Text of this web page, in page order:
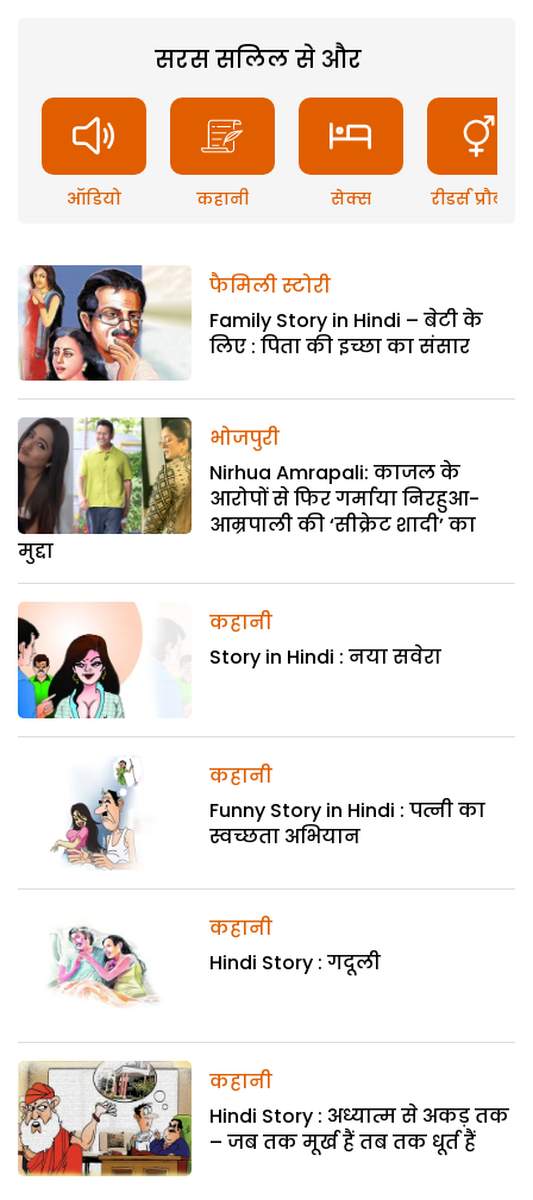
सरस सलिल से और
ऑडियो कहानी सेक्स रीडर्स प्रौब्लम
फैमिली स्टोरी
Family Story in Hindi – बेटी के
लिए : पिता की इच्छा का संसार
भोजपुरी
Nirhua Amrapali: काजल के
आरोपों से फिर गर्माया निरहुआ-
आम्रपाली की ‘सीक्रेट शादी’ का
मुद्दा
कहानी
Story in Hindi : नया सवेरा
कहानी
Funny Story in Hindi : पत्नी का
स्वच्छता अभियान
कहानी
Hindi Story : गदूली
कहानी
Hindi Story : अध्यात्म से अकड़ तक
– जब तक मूर्ख हैं तब तक धूर्त हैं